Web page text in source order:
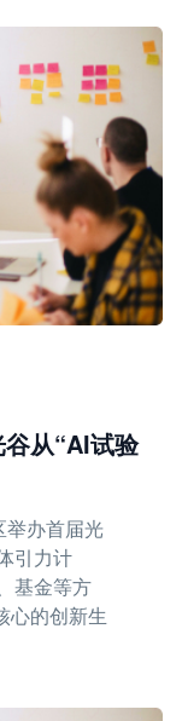
从“AI试验
举办首届光
引力计
基金等方
心的创新生